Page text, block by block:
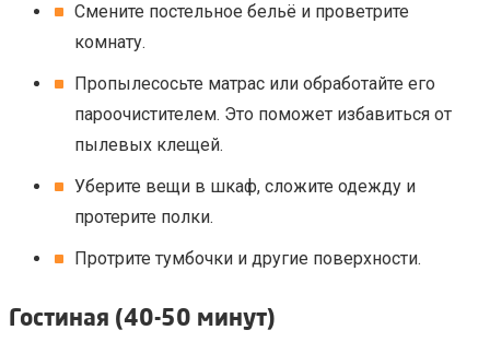
Смените постельное бельё и проветрите
комнату.
Пропылесосьте матрас или обработайте его
пароочистителем. Это поможет избавиться от
пылевых клещей.
Уберите вещи в шкаф, сложите одежду и
протерите полки.
Протрите тумбочки и другие поверхности.
Гостиная (40-50 минут)